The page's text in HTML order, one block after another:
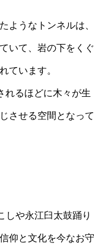
ようなトンネルは、
いて、岩の下をくぐ
ています。
れるほどに木々が生
させる空間となって
しや永江臼太鼓踊り
仰と文化を今なお守